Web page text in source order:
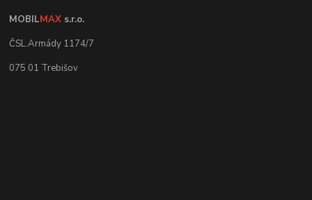
MOBILMAX s.r.o.
ČSL.Armády 1174/7
075 01 Trebišov